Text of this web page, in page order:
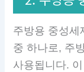
주방용 중성세
중 하나로, 주
사용됩니다.